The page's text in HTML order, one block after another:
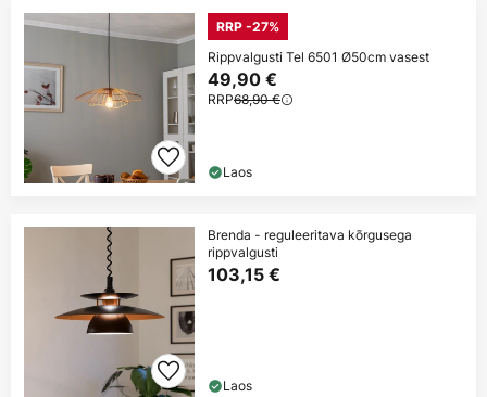
RRP -27%
Rippvalgusti Tel 6501 Ø50cm vasest
49,90 €
RRP68,90 €
Laos
Brenda - reguleeritava kõrgusega
rippvalgusti
103,15 €
Laos